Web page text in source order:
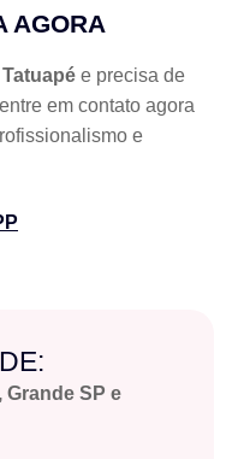
AGORA
Tatuapé e precisa de
em contato agora
e
Grande SP e